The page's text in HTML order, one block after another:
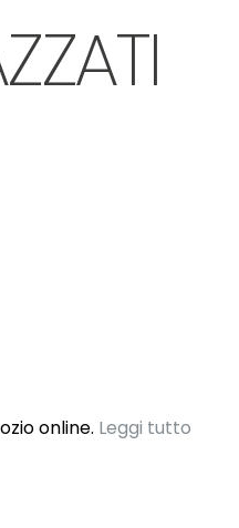
online. Leggi tutto